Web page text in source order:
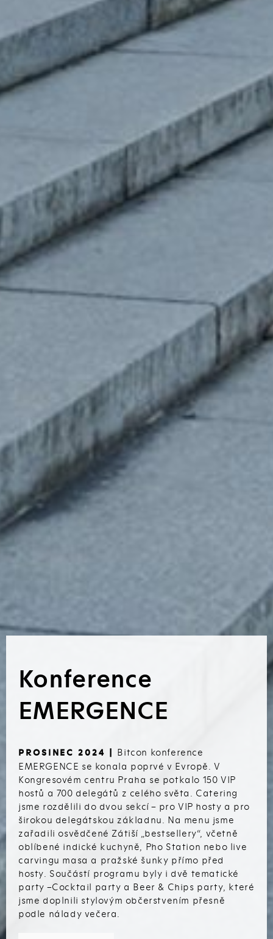
Konference
EMERGENCE
PROSINEC 2024 | Bitcon konference
EMERGENCE se konala poprvé v Evropě. V
Kongresovém centru Praha se potkalo 150 VIP
hostů a 700 delegátů z celého světa. Catering
jsme rozdělili do dvou sekcí – pro VIP hosty a pro
širokou delegátskou základnu. Na menu jsme
zařadili osvědčené Zátiší „bestsellery“, včetně
oblíbené indické kuchyně, Pho Station nebo live
carvingu masa a pražské šunky přímo před
hosty. Součástí programu byly i dvě tematické
party –Cocktail party a Beer & Chips party, které
jsme doplnili stylovým občerstvením přesně
podle nálady večera.